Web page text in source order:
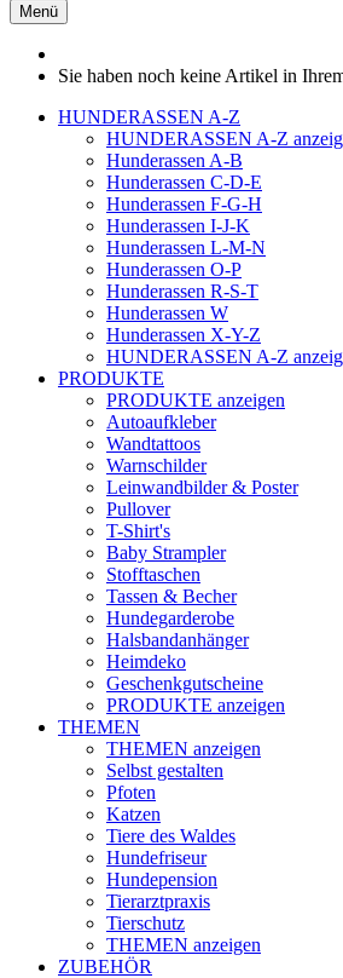
Menü
Sie haben noch keine Artikel in
HUNDERASSEN A-Z
HUNDERASSEN A-Z
Hunderassen A-B
Hunderassen C-D-E
Hunderassen F-G-H
Hunderassen I-J-K
Hunderassen L-M-N
Hunderassen O-P
Hunderassen R-S-T
Hunderassen W
Hunderassen X-Y-Z
HUNDERASSEN A-Z
PRODUKTE
PRODUKTE anzeigen
Autoaufkleber
Wandtattoos
Warnschilder
Leinwandbilder & Poster
Pullover
T-Shirt's
Baby Strampler
Stofftaschen
Tassen & Becher
Hundegarderobe
Halsbandanhänger
Heimdeko
Geschenkgutscheine
PRODUKTE anzeigen
THEMEN
THEMEN anzeigen
Selbst gestalten
Pfoten
Katzen
Tiere des Waldes
Hundefriseur
Hundepension
Tierarztpraxis
Tierschutz
THEMEN anzeigen
ZUBEHÖR